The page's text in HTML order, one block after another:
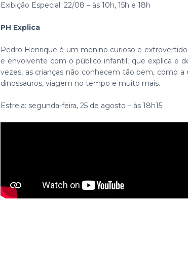
Exibição Especial: 22/08 – às 10h, 15h e 18h
PH Explica
Pedro Henrique é um menino curioso e
e envolvente com o público infantil, que explica e
vezes, as crianças não conhecem tão bem, como
dinossauros, viagem no tempo e muito mais.
Estreia: segunda-feira, 25 de agosto – às 18h15